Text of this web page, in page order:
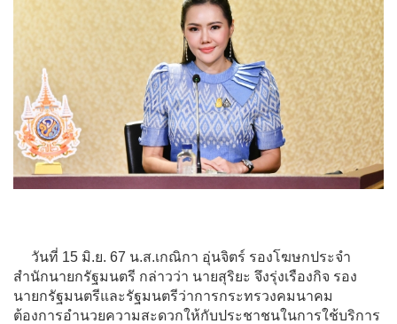
วันที่ 15 มิ.ย. 67 น.ส.เกณิกา อุ่นจิตร์ รองโฆษกประจำ
สำนักนายกรัฐมนตรี กล่าวว่า นายสุริยะ จึงรุ่งเรืองกิจ รอง
นายกรัฐมนตรีและรัฐมนตรีว่าการกระทรวงคมนาคม
ต้องการอำนวยความสะดวกให้กับประชาชนในการใช้บริการ